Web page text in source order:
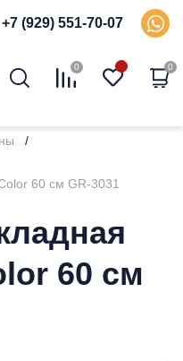
+7 (929) 551-70-07
0 0
60 см GR-3031
60 см